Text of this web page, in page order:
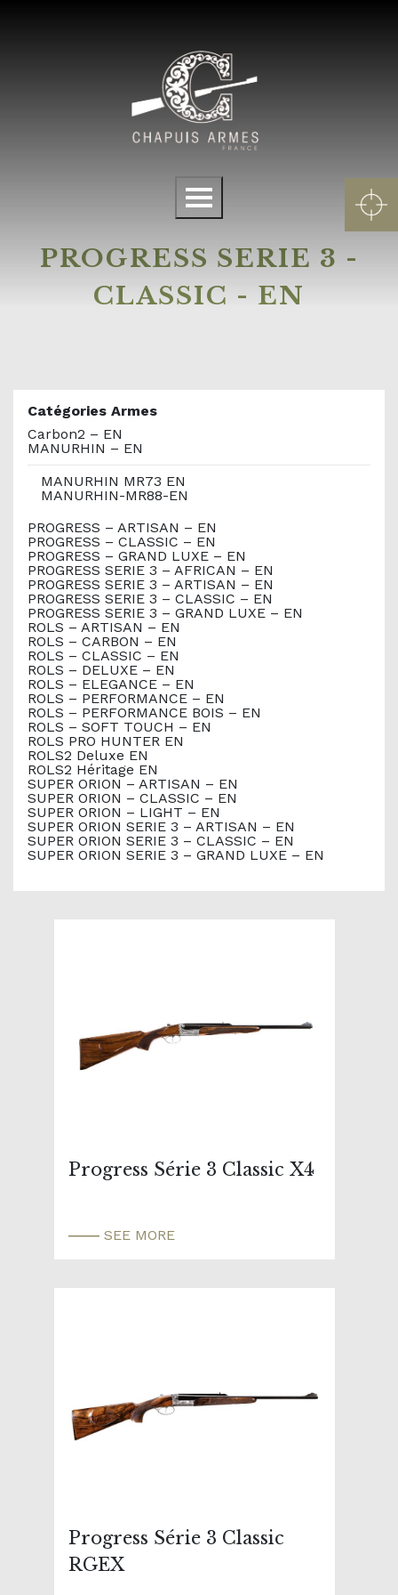
Menu
PROGRESS SERIE 3 -
CLASSIC - EN
Catégories Armes
Carbon2 – EN
MANURHIN – EN
MANURHIN MR73 EN
MANURHIN-MR88-EN
PROGRESS – ARTISAN – EN
PROGRESS – CLASSIC – EN
PROGRESS – GRAND LUXE – EN
PROGRESS SERIE 3 – AFRICAN – EN
PROGRESS SERIE 3 – ARTISAN – EN
PROGRESS SERIE 3 – CLASSIC – EN
PROGRESS SERIE 3 – GRAND LUXE – EN
ROLS – ARTISAN – EN
ROLS – CARBON – EN
ROLS – CLASSIC – EN
ROLS – DELUXE – EN
ROLS – ELEGANCE – EN
ROLS – PERFORMANCE – EN
ROLS – PERFORMANCE BOIS – EN
ROLS – SOFT TOUCH – EN
ROLS PRO HUNTER EN
ROLS2 Deluxe EN
ROLS2 Héritage EN
SUPER ORION – ARTISAN – EN
SUPER ORION – CLASSIC – EN
SUPER ORION – LIGHT – EN
SUPER ORION SERIE 3 – ARTISAN – EN
SUPER ORION SERIE 3 – CLASSIC – EN
SUPER ORION SERIE 3 – GRAND LUXE – EN
Progress Série 3 Classic X4
SEE MORE
Progress Série 3 Classic
RGEX